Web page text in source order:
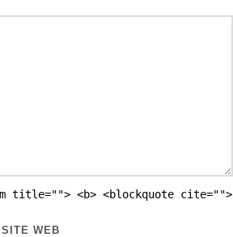
title=""> <b> <blockquote cite="">
SITE WEB